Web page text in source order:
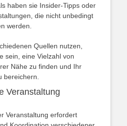
haben sie Insider-Tipps oder
die nicht unbedingt
werden.
Quellen nutzen,
sein, eine Vielzahl von
Nähe zu finden und Ihr
bereichern.
Veranstaltung
Veranstaltung erfordert